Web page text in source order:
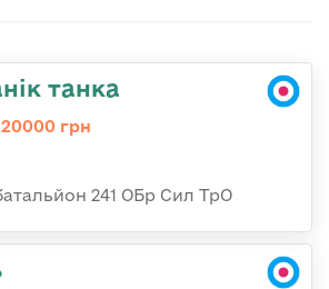
танка
грн
241 ОБр Сил ТрО